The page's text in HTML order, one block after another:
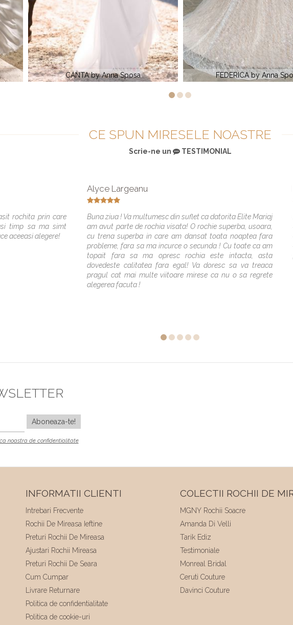
FEDERICA by Anna Sposa ROSANA by
CE SPUN MIRESELE NOASTRE
Scrie-ne un TESTIMONIAL
rochita prin care
timp sa ma simt
aceeasi alegere!
Alyce Largeanu
Buna ziua ! Va multumesc din suflet ca datorita Elite Mariaj
am avut parte de rochia visata! O rochie superba, usoara,
cu trena superba in care am dansat toata noaptea fara
probleme, fara sa ma incurce o secunda ! Cu toate ca am
topait fara sa ma opresc rochia este intacta, asta
dovedeste calitatea fara egal! Va doresc sa va treaca
pragul cat mai multe viitoare mirese ca nu o sa regrete
alegerea facuta !
noastra de confidentialitate
INFORMATII CLIENTI
Intrebari Frecvente
Rochii De Mireasa Ieftine
Preturi Rochii De Mireasa
Ajustari Rochii Mireasa
Preturi Rochii De Seara
Cum Cumpar
Livrare Returnare
Politica de confidentialitate
Politica de cookie-uri
COLECTII ROCHII DE
MGNY Rochii Soacre
Amanda Di Velli
Tarik Ediz
Testimoniale
Monreal Bridal
Ceruti Couture
Davinci Couture